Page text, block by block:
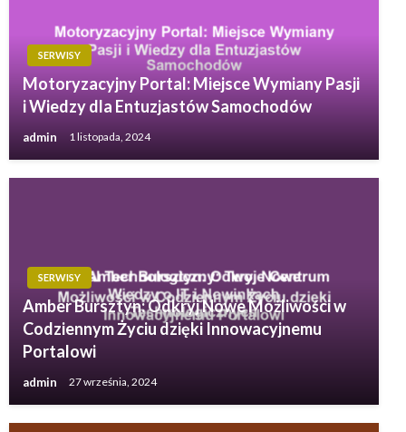
SERWISY
Motoryzacyjny Portal: Miejsce Wymiany Pasji
i Wiedzy dla Entuzjastów Samochodów
admin 1 listopada, 2024
SERWISY
Amber Bursztyn: Odkryj Nowe Możliwości w
Codziennym Życiu dzięki Innowacyjnemu
Portalowi
admin 27 września, 2024